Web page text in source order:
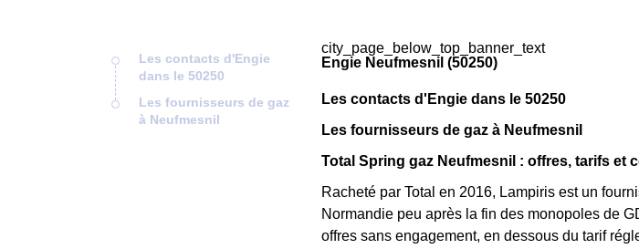
Les contacts d'Engie
dans le 50250
Les fournisseurs de gaz
à Neufmesnil
city_page_below_top_banner_text
Engie Neufmesnil (50250)
Les contacts d'Engie dans le 50250
Les fournisseurs de gaz à Neufmesnil
Total Spring gaz Neufmesnil : offres, tarifs et
Racheté par Total en 2016, Lampiris est un
Normandie peu après la fin des monopoles de
offres sans engagement, en dessous du tarif